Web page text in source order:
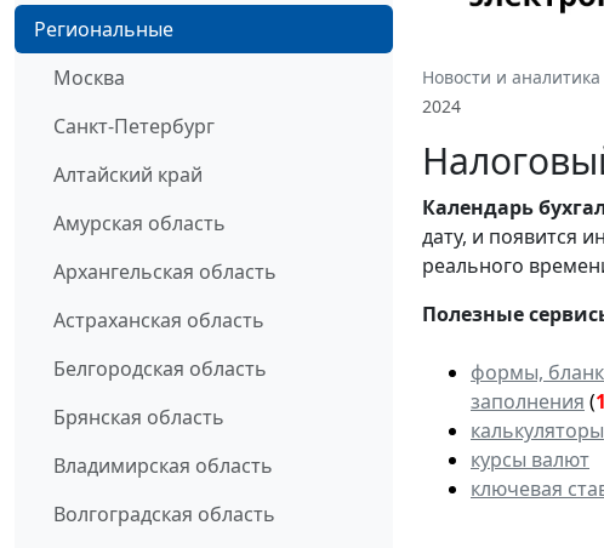
Региональные
Москва
Санкт-Петербург
Алтайский край
Амурская область
Архангельская область
Астраханская область
Белгородская область
Брянская область
Владимирская область
Волгоградская область
Новости и аналитика
2024
Календарь
дату, и появится
реального
Полезные
формы,
заполнения (
калькуляторы
курсы валют
ключевая